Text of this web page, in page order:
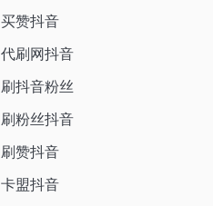
买赞抖音
代刷网抖音
刷抖音粉丝
刷粉丝抖音
刷赞抖音
卡盟抖音